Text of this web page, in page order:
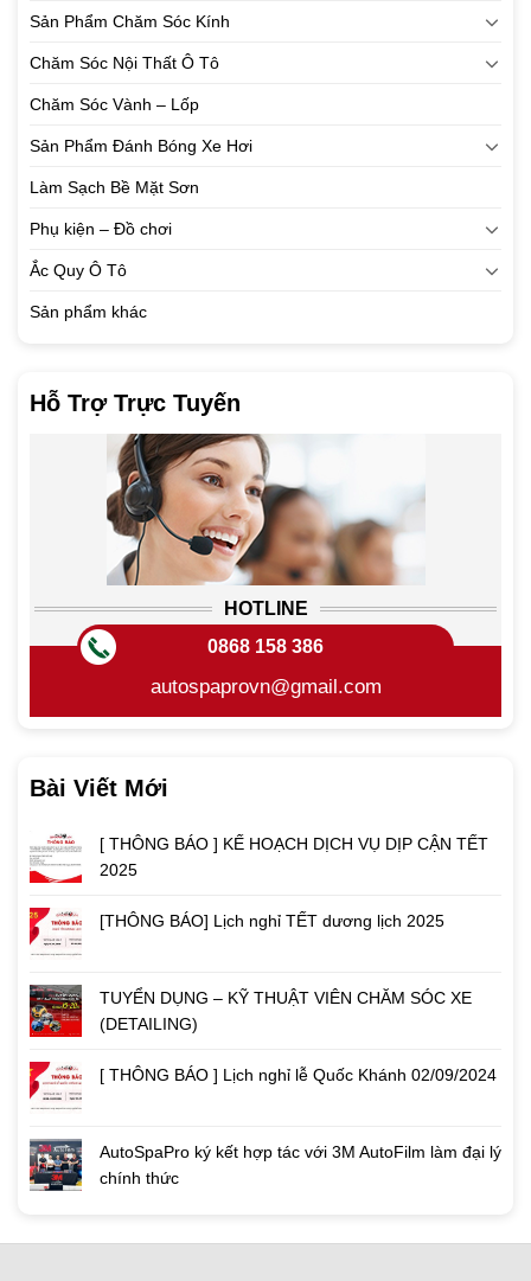
Sản Phẩm Chăm Sóc Kính
Chăm Sóc Nội Thất Ô Tô
Chăm Sóc Vành – Lốp
Sản Phẩm Đánh Bóng Xe Hơi
Làm Sạch Bề Mặt Sơn
Phụ kiện – Đồ chơi
Ắc Quy Ô Tô
Sản phẩm khác
Hỗ Trợ Trực Tuyến
HOTLINE
0868 158 386
autospaprovn@gmail.com
Bài Viết Mới
[ THÔNG BÁO ] KẾ HOẠCH DỊCH VỤ DỊP CẬN TẾT
2025
[THÔNG BÁO] Lịch nghỉ TẾT dương lịch 2025
TUYỂN DỤNG – KỸ THUẬT VIÊN CHĂM SÓC XE
(DETAILING)
[ THÔNG BÁO ] Lịch nghỉ lễ Quốc Khánh 02/09/2024
AutoSpaPro ký kết hợp tác với 3M AutoFilm làm đại lý
chính thức